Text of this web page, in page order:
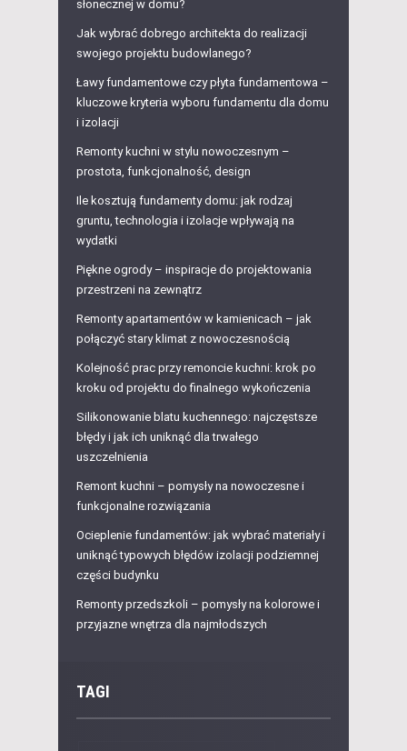
słonecznej w domu?
Jak wybrać dobrego architekta do realizacji
swojego projektu budowlanego?
Ławy fundamentowe czy płyta fundamentowa –
kluczowe kryteria wyboru fundamentu dla domu
i izolacji
Remonty kuchni w stylu nowoczesnym –
prostota, funkcjonalność, design
Ile kosztują fundamenty domu: jak rodzaj
gruntu, technologia i izolacje wpływają na
wydatki
Piękne ogrody – inspiracje do projektowania
przestrzeni na zewnątrz
Remonty apartamentów w kamienicach – jak
połączyć stary klimat z nowoczesnością
Kolejność prac przy remoncie kuchni: krok po
kroku od projektu do finalnego wykończenia
Silikonowanie blatu kuchennego: najczęstsze
błędy i jak ich uniknąć dla trwałego
uszczelnienia
Remont kuchni – pomysły na nowoczesne i
funkcjonalne rozwiązania
Ocieplenie fundamentów: jak wybrać materiały i
uniknąć typowych błędów izolacji podziemnej
części budynku
Remonty przedszkoli – pomysły na kolorowe i
przyjazne wnętrza dla najmłodszych
TAGI